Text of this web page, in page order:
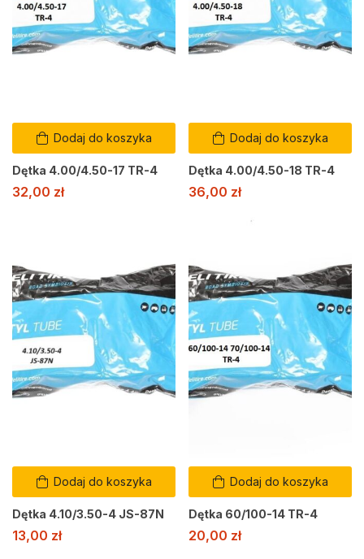
Dodaj do koszyka
Dętka 4.00/4.50-17 TR-4
32,00 zł
Dodaj do koszyka
Dętka 4.00/4.50-18 TR-4
36,00 zł
Dodaj do koszyka
Dętka 4.10/3.50-4 JS-87N
13,00 zł
Dodaj do koszyka
Dętka 60/100-14 TR-4
20,00 zł